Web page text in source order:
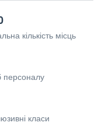
кількість місць
персоналу
класи